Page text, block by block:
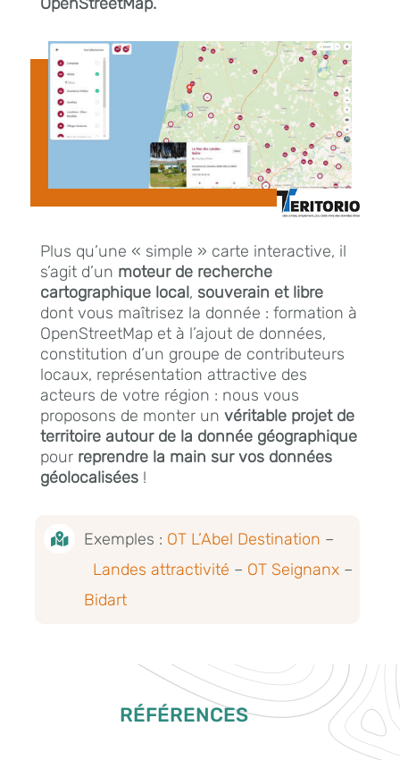
Plus qu’une « simple » carte interactive, il
s’agit d’un moteur de recherche
cartographique local, souverain et libre
dont vous maîtrisez la donnée : formation à
OpenStreetMap et à l’ajout de données,
constitution d’un groupe de contributeurs
locaux, représentation attractive des
acteurs de votre région : nous vous
proposons de monter un véritable projet de
territoire autour de la donnée géographique
pour reprendre la main sur vos données
géolocalisées!
 Exemples : OT L’Abel Destination –
Landes attractivité – OT Seignanx–
Bidart
RÉFÉRENCES